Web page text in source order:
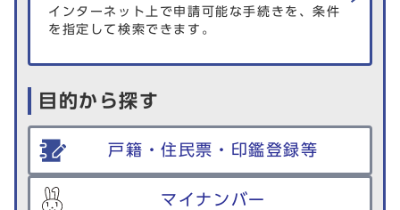
インターネット上で申請可能な手続きを、条件
を指定して検索できます。
目的から探す
戸籍・住民票・印鑑登録等
マイナンバー